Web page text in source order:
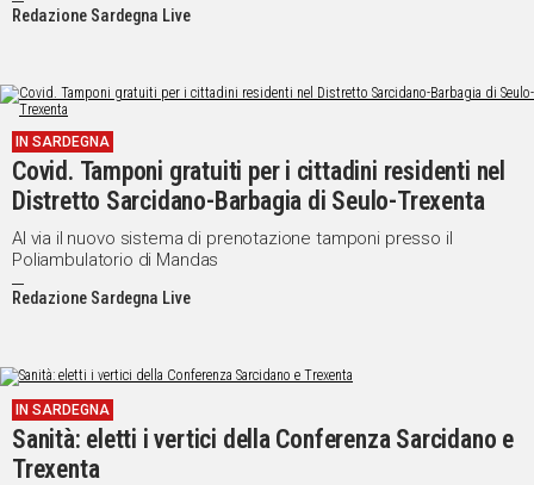
EVENTI
VIDEO
Vai
UNISCITI
Social
Redazione Sardegna Live
IN SARDEGNA
Covid. Tamponi gratuiti per i cittadini residenti nel
Distretto Sarcidano-Barbagia di Seulo-Trexenta
Al via il nuovo sistema di prenotazione tamponi presso il
Poliambulatorio di Mandas
Redazione Sardegna Live
IN SARDEGNA
Sanità: eletti i vertici della Conferenza Sarcidano e
Trexenta